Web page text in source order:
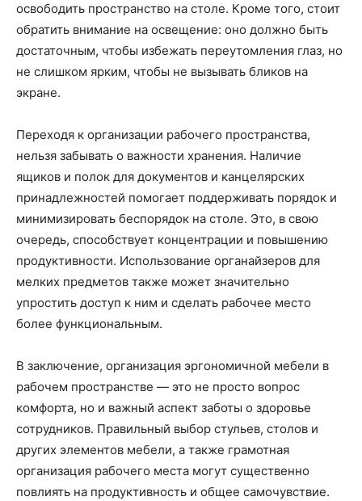
освободить пространство на столе. Кроме того, стоит
обратить внимание на освещение: оно должно быть
достаточным, чтобы избежать переутомления глаз, но
не слишком ярким, чтобы не вызывать бликов на
экране.
Переходя к организации рабочего пространства,
нельзя забывать о важности хранения. Наличие
ящиков и полок для документов и канцелярских
принадлежностей помогает поддерживать порядок и
минимизировать беспорядок на столе. Это, в свою
очередь, способствует концентрации и повышению
продуктивности. Использование органайзеров для
мелких предметов также может значительно
упростить доступ к ним и сделать рабочее место
более функциональным.
В заключение, организация эргономичной мебели в
рабочем пространстве — это не просто вопрос
комфорта, но и важный аспект заботы о здоровье
сотрудников. Правильный выбор стульев, столов и
других элементов мебели, а также грамотная
организация рабочего места могут существенно
повлиять на продуктивность и общее самочувствие.